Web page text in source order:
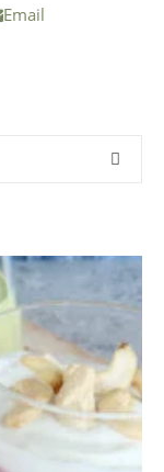
Email